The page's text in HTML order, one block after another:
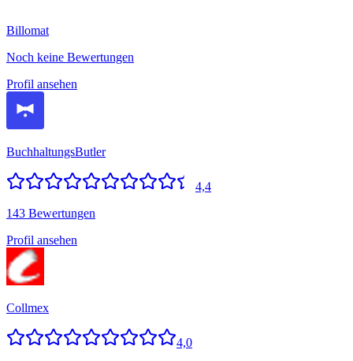
Billomat
Noch keine Bewertungen
Profil ansehen
BuchhaltungsButler
4,4
143 Bewertungen
Profil ansehen
Collmex
4,0